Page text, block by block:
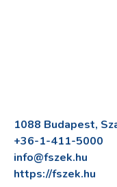
1088 Budapest,
+36-1-411-5000
info@fszek.hu
https://fszek.hu